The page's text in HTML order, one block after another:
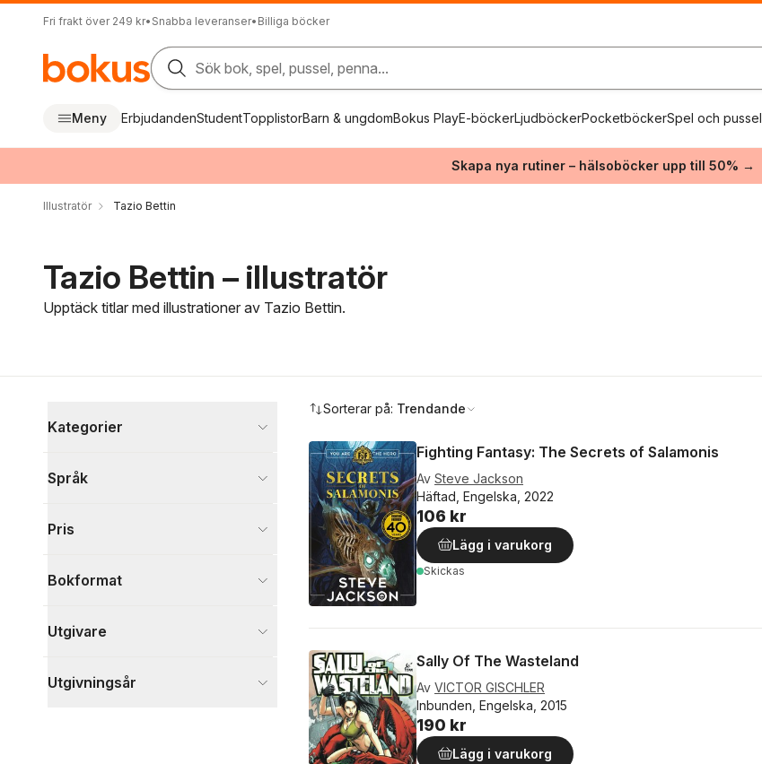
Fri frakt över 249 kr• Snabba leveranser• Billiga böcker
Sök bok, spel, pussel, penna...
Meny ErbjudandenStudentTopplistorBarn & ungdomBokus PlayE-böckerLjudböckerPocketböckerSpel och pussel
Skapa nya rutiner – hälsoböcker upp till 50% →
Illustratör Tazio Bettin
Tazio Bettin – illustratör
Upptäck titlar med illustrationer av Tazio Bettin.
Kategorier
Tecknade serier
1
Språk
Pris
Bokformat
Utgivare
Utgivningsår
Sorterar på: Trendande
Fighting Fantasy: The Secrets of Salamonis
Av Steve Jackson
Häftad, Engelska, 2022
106 kr
Lägg i varukorg
Skickas
Sally Of The Wasteland
Av VICTOR GISCHLER
Inbunden, Engelska, 2015
190 kr
Lägg i varukorg